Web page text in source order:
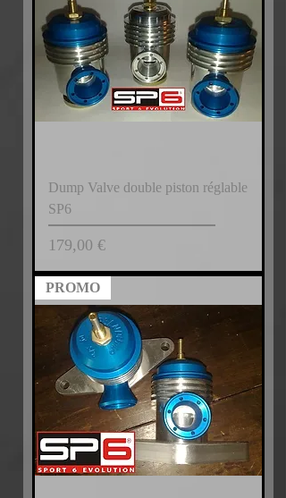
Dump Valve double piston réglable
SP6
Prix
179,00 €
PROMO